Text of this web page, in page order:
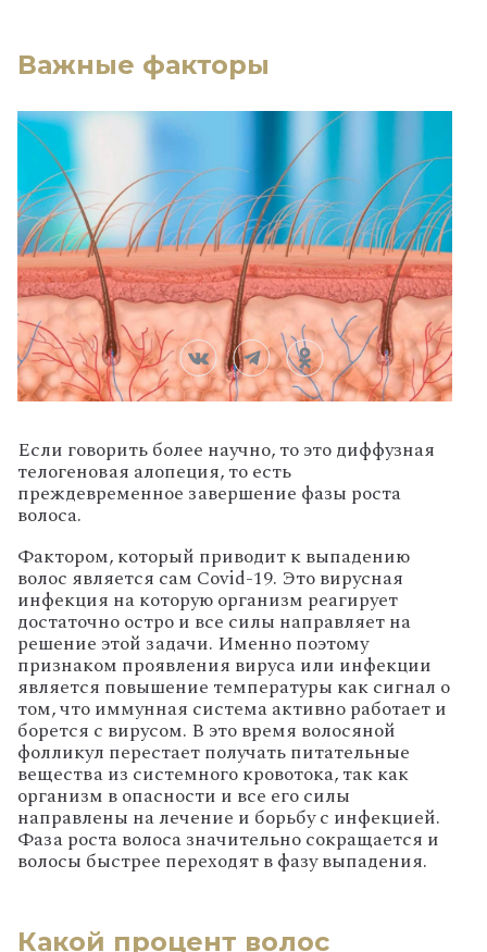
Важные факторы
Если говорить более научно, то это диффузная
телогеновая алопеция, то есть
преждевременное завершение фазы роста
волоса.
Фактором, который приводит к выпадению
волос является сам Covid-19. Это вирусная
инфекция на которую организм реагирует
достаточно остро и все силы направляет на
решение этой задачи. Именно поэтому
признаком проявления вируса или инфекции
является повышение температуры как сигнал о
том, что иммунная система активно работает и
борется с вирусом. В это время волосяной
фолликул перестает получать питательные
вещества из системного кровотока, так как
организм в опасности и все его силы
направлены на лечение и борьбу с инфекцией.
Фаза роста волоса значительно сокращается и
волосы быстрее переходят в фазу выпадения.
Какой процент волос